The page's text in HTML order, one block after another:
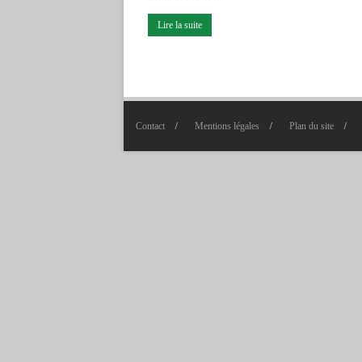
Lire la suite
Contact Mentions légales Plan du site